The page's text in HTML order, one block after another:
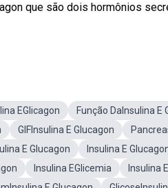
que são dois hormônios
EGlicagon Função DaInsulina E
GIFInsulina E Glucagon
E Glucagon Insulina E
Insulina EGlicemia
Insulina